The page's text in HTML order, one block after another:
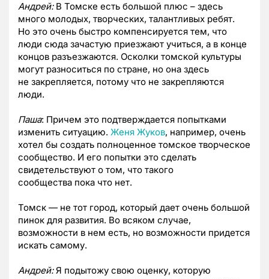
Андрей:В Томске есть большой плюс – здесь
много молодых, творческих, талантливых ребят.
Но это очень быстро компенсируется тем, что
люди сюда зачастую приезжают учиться, а в конце
концов разъезжаются. Осколки томской культуры
могут разноситься по стране, но она здесь
не закрепляется, потому что не закрепляются
люди.
Паша: Причем это подтверждается попытками
изменить ситуацию. Женя Жуков, например, очень
хотел бы создать полноценное томское творческое
сообщество. И его попытки это сделать
свидетельствуют о том, что такого
сообщества пока что нет.
Томск — не тот город, который дает очень большой
пинок для развития. Во всяком случае,
возможности в нем есть, но возможности придется
искать самому.
Андрей:Я подытожу свою оценку, которую